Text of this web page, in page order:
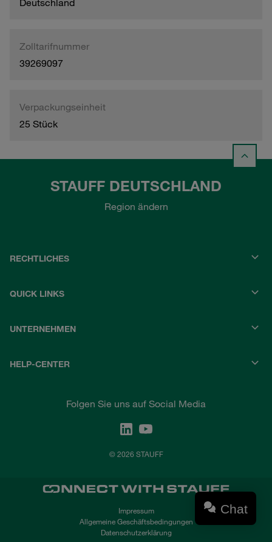
Zolltarifnummer
39269097
Verpackungseinheit
25 Stück
STAUFF DEUTSCHLAND
Region ändern
RECHTLICHES
QUICK LINKS
UNTERNEHMEN
HELP-CENTER
Folgen Sie uns auf Social Media
© 2026 STAUFF
Impressum
Allgemeine Geschäftsbedingungen
Datenschutzerklärung
Chat